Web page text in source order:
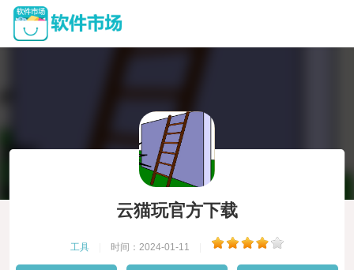
云猫玩官方下载
工具 时间：2024-01-11